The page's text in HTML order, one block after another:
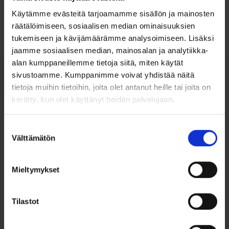
Käytämme evästeitä tarjoamamme sisällön ja mainosten
räätälöimiseen, sosiaalisen median ominaisuuksien
tukemiseen ja kävijämäärämme analysoimiseen. Lisäksi
jaamme sosiaalisen median, mainosalan ja analytiikka-
alan kumppaneillemme tietoja siitä, miten käytät
sivustoamme. Kumppanimme voivat yhdistää näitä
tietoja muihin tietoihin, joita olet antanut heille tai joita on
kerätty, kun olet käyttänyt heidän palvelujaan.
valinta
Välttämätön
Mieltymykset
Tilastot
koon valintaan
Tutustu ohjeisiin
Tutustu myös